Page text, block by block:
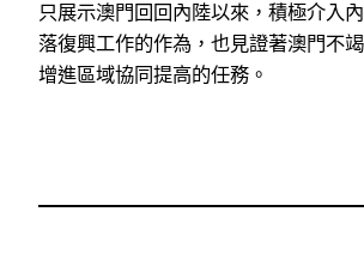
只展示澳門回回內陸以來，積極介入
落復興工作的作為，也見證著澳門不
增進區域協同提高的任務。